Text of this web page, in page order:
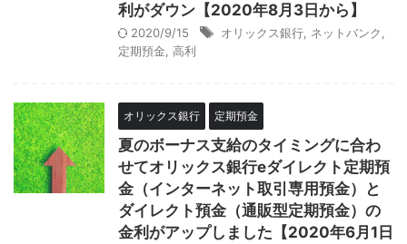
利がダウン【2020年8月3日から】
2020/9/15 オリックス銀行 ネットバンク
定期預金 高利
オリックス銀行 定期預金
夏のボーナス支給のタイミングに合わ
せてオリックス銀行eダイレクト定期預
金（インターネット取引専用預金）と
ダイレクト預金（通販型定期預金）の
金利がアップしました【2020年6月1日